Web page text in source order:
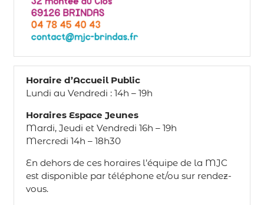
Horaire d’Accueil Public
Lundi au Vendredi : 14h – 19h
Horaires Espace Jeunes
Mardi, Jeudi et Vendredi 16h – 19h
Mercredi 14h – 18h30
En dehors de ces horaires l’équipe de la MJC
est disponible par téléphone et/ou sur rendez-
vous.